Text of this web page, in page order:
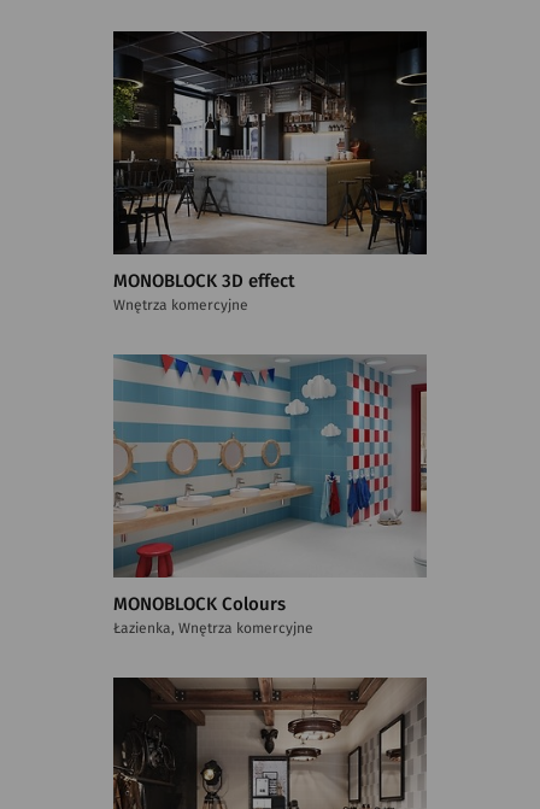
MONOBLOCK 3D effect
Wnętrza komercyjne
MONOBLOCK Colours
Łazienka, Wnętrza komercyjne